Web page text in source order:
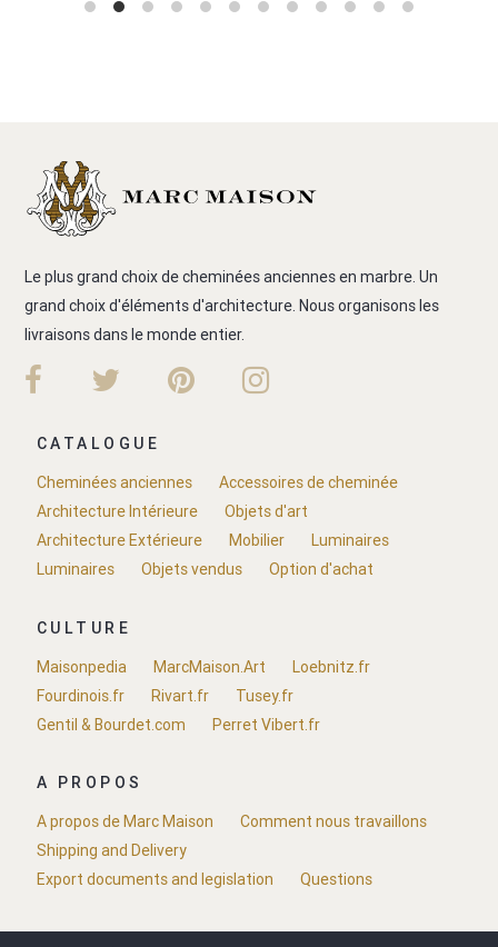
Le plus grand choix de cheminées anciennes en marbre. Un
grand choix d'éléments d'architecture. Nous organisons les
livraisons dans le monde entier.
CATALOGUE
Cheminées anciennes
Accessoires de cheminée
Architecture Intérieure
Objets d'art
Architecture Extérieure
Mobilier
Luminaires
Luminaires
Objets vendus Option d'achat
CULTURE
Maisonpedia
MarcMaison.Art
Loebnitz.fr
Fourdinois.fr
Rivart.fr
Tusey.fr
Gentil & Bourdet.com
Perret Vibert.fr
A PROPOS
A propos de Marc Maison
Comment nous travaillons
Shipping and Delivery
Export documents and legislation
Questions